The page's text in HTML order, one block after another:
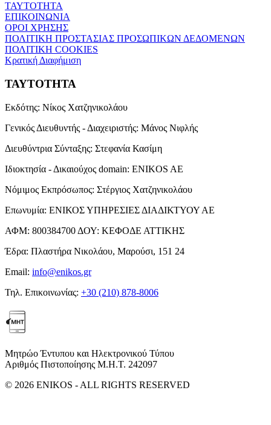
ΤΑΥΤΟΤΗΤΑ
ΕΠΙΚΟΙΝΩΝΙΑ
ΟΡΟΙ ΧΡΗΣΗΣ
ΠΟΛΙΤΙΚΗ ΠΡΟΣΤΑΣΙΑΣ ΠΡΟΣΩΠΙΚΩΝ ΔΕΔΟΜΕΝΩΝ
ΠΟΛΙΤΙΚΗ COOKIES
Κρατική Διαφήμιση
ΤΑΥΤΟΤΗΤΑ
Εκδότης: Νίκος Χατζηνικολάου
Γενικός Διευθυντής - Διαχειριστής: Μάνος Νιφλής
Διευθύντρια Σύνταξης: Στεφανία Κασίμη
Ιδιοκτησία - Δικαιούχος domain: ENIKOS AE
Νόμιμος Εκπρόσωπος: Στέργιος Χατζηνικολάου
Επωνυμία: ΕΝΙΚΟΣ ΥΠΗΡΕΣΙΕΣ ΔΙΑΔΙΚΤΥΟΥ ΑΕ
ΑΦΜ: 800384700 ΔΟΥ: ΚΕΦΟΔΕ ΑΤΤΙΚΗΣ
Έδρα: Πλαστήρα Νικολάου, Μαρούσι, 151 24
Email: info@enikos.gr
Τηλ. Επικοινωνίας: +30 (210) 878-8006
Μητρώο Έντυπου και Ηλεκτρονικού Τύπου
Αριθμός Πιστοποίησης Μ.Η.Τ. 242097
© 2026 ENIKOS - ALL RIGHTS RESERVED